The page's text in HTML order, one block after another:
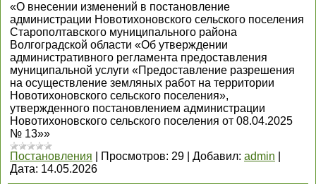
«О внесении изменений в постановление
администрации Новотихоновского сельского поселения
Старополтавского муниципального района
Волгоградской области «Об утверждении
административного регламента предоставления
муниципальной услуги «Предоставление разрешения
на осуществление земляных работ на территории
Новотихоновского сельского поселения»,
утвержденного постановлением администрации
Новотихоновского сельского поселения от 08.04.2025
№ 13»»
Постановления
Просмотров: 29 Добавил: admin
Дата: 14.05.2026